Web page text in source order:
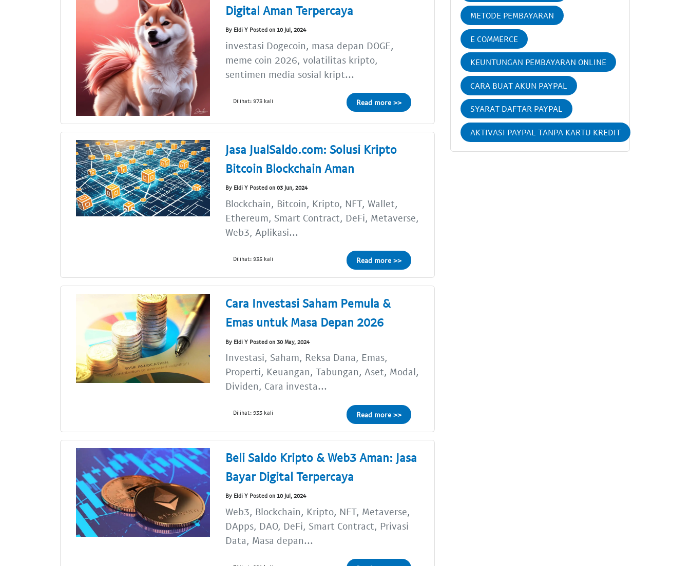
Digital Aman Terpercaya
By Eldi Y Posted on 10 Jul, 2024
investasi Dogecoin, masa depan DOGE,
meme coin 2026, volatilitas kripto,
sentimen media sosial kript...
Dilihat: 973 kali Read more >>
Jasa JualSaldo.com: Solusi Kripto
Bitcoin Blockchain Aman
By Eldi Y Posted on 03 Jun, 2024
Blockchain, Bitcoin, Kripto, NFT, Wallet,
Ethereum, Smart Contract, DeFi, Metaverse,
Web3, Aplikasi...
Dilihat: 935 kali Read more >>
Cara Investasi Saham Pemula &
Emas untuk Masa Depan 2026
By Eldi Y Posted on 30 May, 2024
Investasi, Saham, Reksa Dana, Emas,
Properti, Keuangan, Tabungan, Aset, Modal,
Dividen, Cara investa...
Dilihat: 933 kali Read more >>
Beli Saldo Kripto & Web3 Aman: Jasa
Bayar Digital Terpercaya
By Eldi Y Posted on 10 Jul, 2024
Web3, Blockchain, Kripto, NFT, Metaverse,
DApps, DAO, DeFi, Smart Contract, Privasi
Data, Masa depan...
METODE PEMBAYARAN
E COMMERCE
KEUNTUNGAN PEMBAYARAN ONLINE
CARA BUAT AKUN PAYPAL
SYARAT DAFTAR PAYPAL
AKTIVASI PAYPAL TANPA KARTU KREDIT